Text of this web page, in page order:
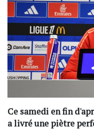
Ce samedi en fin
a livré une piètre